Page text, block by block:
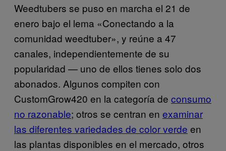
Weedtubers se puso en marcha el 21 de
enero bajo el lema «Conectando a la
comunidad weedtuber», y reúne a 47
canales, independientemente de su
popularidad — uno de ellos tienes solo dos
abonados. Algunos compiten con
CustomGrow420 en la categoría de consumo
no razonable; otros se centran en examinar
las diferentes variedades de color verde en
las plantas disponibles en el mercado, otros